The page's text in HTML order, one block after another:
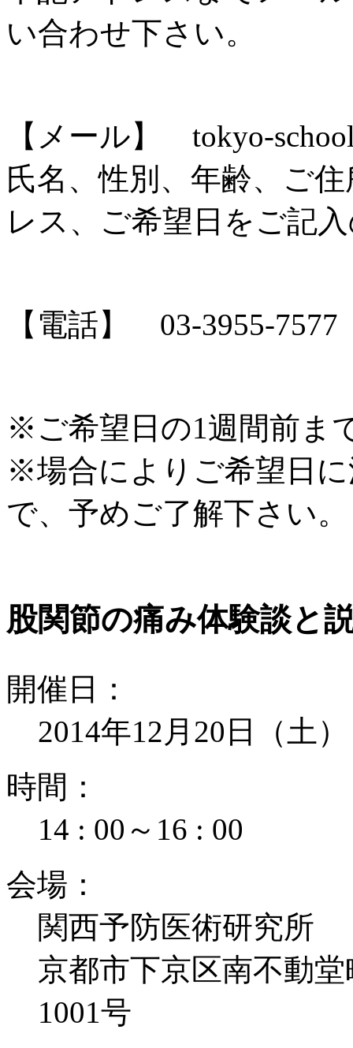
い合わせ下さい。
【メール】 tokyo-
氏名、性別、年齢、ご
レス、ご希望日をご記
【電話】 03-3955-7577
※ご希望日の1週間前ま
※場合によりご希望日
で、予めご了解下さい。
股関節の痛み体験談
開催 日
：
2014年12月20日（土）
時間 ：
14 : 00 ～ 16 : 00
会場 ：
関西予防医術研究所
京都市下京区南不動
1001号